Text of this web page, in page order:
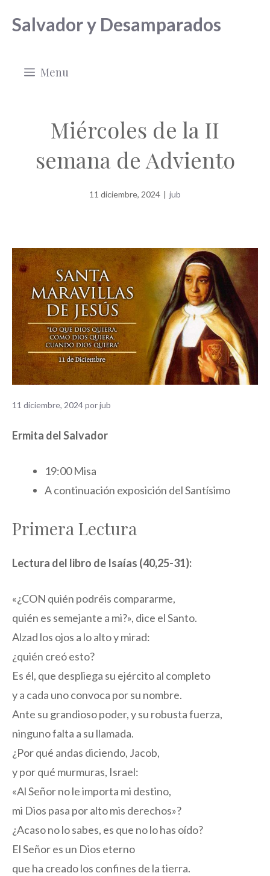
Salvador y Desamparados
Menu
Miércoles de la II
semana de Adviento
11 diciembre, 2024 | jub
11 diciembre, 2024porjub
Ermita del Salvador
19:00 Misa
A continuación exposición del Santísimo
Primera Lectura
Lectura del libro de Isaías (40,25-31):
«¿CON quién podréis compararme,
quién es semejante a mi?», dice el Santo.
Alzad los ojos a lo alto y mirad:
¿quién creó esto?
Es él, que despliega su ejército al completo
y a cada uno convoca por su nombre.
Ante su grandioso poder, y su robusta fuerza,
ninguno falta a su llamada.
¿Por qué andas diciendo, Jacob,
y por qué murmuras, Israel:
«Al Señor no le importa mi destino,
mi Dios pasa por alto mis derechos»?
¿Acaso no lo sabes, es que no lo has oído?
El Señor es un Dios eterno
que ha creado los confines de la tierra.